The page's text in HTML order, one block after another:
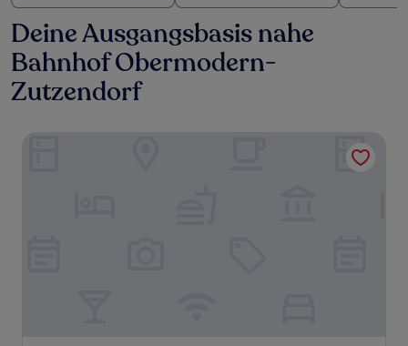
Deine Ausgangsbasis nahe
Bahnhof Obermodern-
Zutzendorf